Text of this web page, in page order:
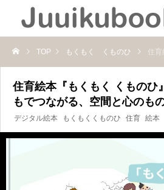
TOP もくもく くものひ 住育絵本『
住育絵本『もくもく くもの
もでつながる、空間と心のも
デジタル絵本 もくもくくものひ 住育 絵本